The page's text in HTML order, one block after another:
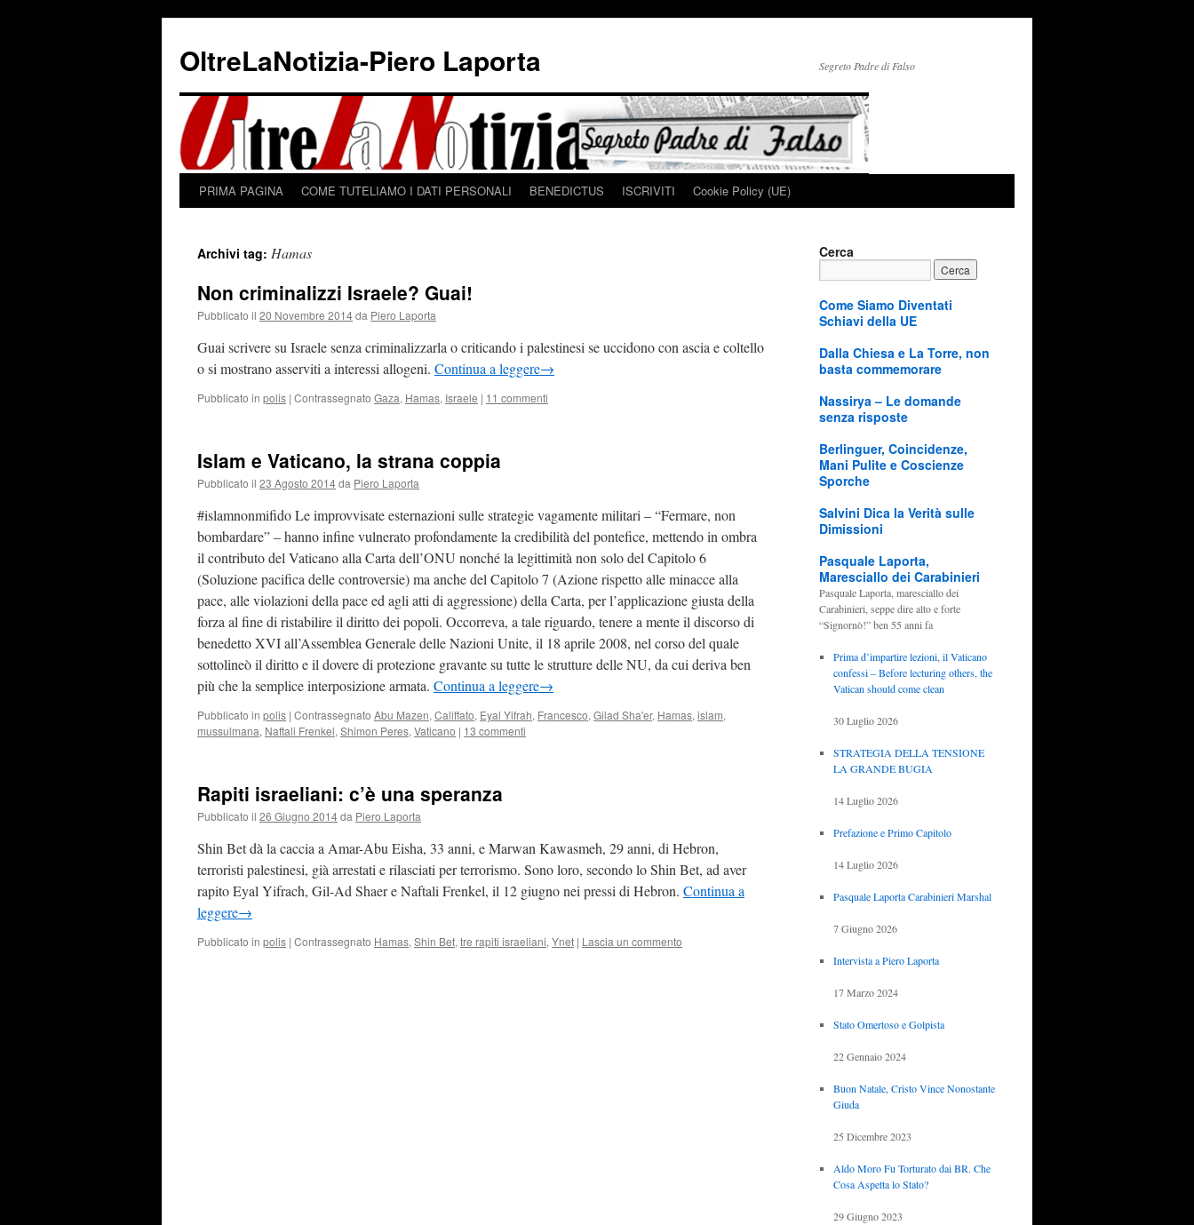
contenuto
OltreLaNotizia-Piero Laporta Segreto Padre di Falso
PRIMA PAGINA COME TUTELIAMO I DATI PERSONALI BENEDICTUS ISCRIVITI Cookie Policy (UE)
Archivi tag: Hamas
Non criminalizzi Israele? Guai!
Pubblicato il 20 Novembre 2014da Piero Laporta
Guai scrivere su Israele senza criminalizzarla o criticando i palestinesi se uccidono con ascia e coltello
o si mostrano asserviti a interessi allogeni. Continua a leggere→
Pubblicato in polis | Contrassegnato Gaza, Hamas, Israele | 11 commenti
Islam e Vaticano, la strana coppia
Pubblicato il 23 Agosto 2014da Piero Laporta
#islamnonmifido Le improvvisate esternazioni sulle strategie vagamente militari – “Fermare, non
bombardare” – hanno infine vulnerato profondamente la credibilità del pontefice, mettendo in ombra
il contributo del Vaticano alla Carta dell’ONU nonché la legittimità non solo del Capitolo 6
(Soluzione pacifica delle controversie) ma anche del Capitolo 7 (Azione rispetto alle minacce alla
pace, alle violazioni della pace ed agli atti di aggressione) della Carta, per l’applicazione giusta della
forza al fine di ristabilire il diritto dei popoli. Occorreva, a tale riguardo, tenere a mente il discorso di
benedetto XVI all’Assemblea Generale delle Nazioni Unite, il 18 aprile 2008, nel corso del quale
sottolineò il diritto e il dovere di protezione gravante su tutte le strutture delle NU, da cui deriva ben
più che la semplice interposizione armata. Continua a leggere→
Pubblicato in polis | Contrassegnato Abu Mazen, Califfato, Eyal Yifrah, Francesco, Gilad Sha'er, Hamas, islam,
mussulmana, Naftali Frenkel, Shimon Peres, Vaticano | 13 commenti
Rapiti israeliani: c’è una speranza
Pubblicato il 26 Giugno 2014da Piero Laporta
Shin Bet dà la caccia a Amar-Abu Eisha, 33 anni, e Marwan Kawasmeh, 29 anni, di Hebron,
terroristi palestinesi, già arrestati e rilasciati per terrorismo. Sono loro, secondo lo Shin Bet, ad aver
rapito Eyal Yifrach, Gil-Ad Shaer e Naftali Frenkel, il 12 giugno nei pressi di Hebron. Continua a
leggere→
Pubblicato in polis | Contrassegnato Hamas, Shin Bet, tre rapiti israeliani, Ynet | Lascia un commento
Cerca
Come Siamo Diventati
Schiavi della UE
Dalla Chiesa e La Torre, non
basta commemorare
Nassirya – Le domande
senza risposte
Berlinguer, Coincidenze,
Mani Pulite e Coscienze
Sporche
Salvini Dica la Verità sulle
Dimissioni
Pasquale Laporta,
Maresciallo dei Carabinieri
Pasquale Laporta, maresciallo dei
Carabinieri, seppe dire alto e forte
“Signornò!” ben 55 anni fa
Prima d’impartire lezioni, il Vaticano
confessi – Before lecturing others, the
Vatican should come clean
30 Luglio 2026
STRATEGIA DELLA TENSIONE
LA GRANDE BUGIA
14 Luglio 2026
Prefazione e Primo Capitolo
14 Luglio 2026
Pasquale Laporta Carabinieri Marshal
7 Giugno 2026
Intervista a Piero Laporta
17 Marzo 2024
Stato Omertoso e Golpista
22 Gennaio 2024
Buon Natale, Cristo Vince Nonostante
Giuda
25 Dicembre 2023
Aldo Moro Fu Torturato dai BR. Che
Cosa Aspetta lo Stato?
29 Giugno 2023